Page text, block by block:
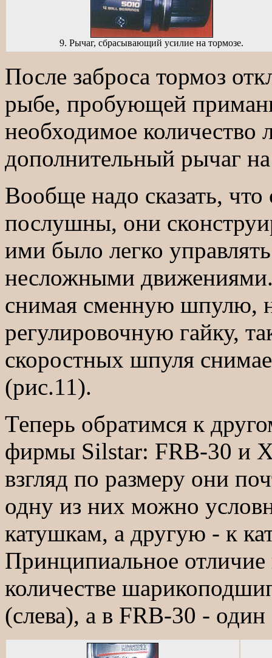
9. Рычаг, сбрасывающий усилие на тормозе.
После заброса тормоз
рыбе, пробующей
необходимое количество
дополнительный рычаг
Вообще надо сказать,
послушны, они
ими было легко
несложными
снимая сменную шпулю,
регулировочную гайку,
скоростных шпуля
(рис.11).
Теперь обратимся к
фирмы Silstar: FRB-30 и
взгляд по размеру они
одну из них можно
катушкам, а другую - к
Принципиальное отличие
количестве
(слева), а в FRB-30 - один